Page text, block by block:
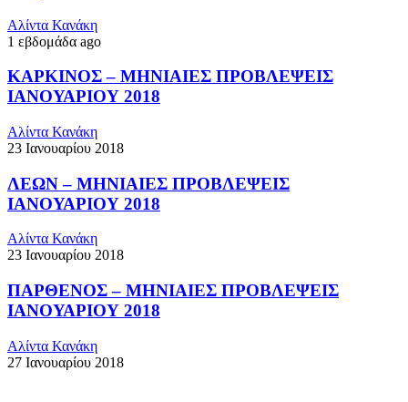
Αλίντα Κανάκη
1 εβδομάδα ago
ΚΑΡΚΙΝΟΣ – ΜΗΝΙΑΙΕΣ ΠΡΟΒΛΕΨΕΙΣ
ΙΑΝΟΥΑΡΙΟΥ 2018
Αλίντα Κανάκη
23 Ιανουαρίου 2018
ΛΕΩΝ – ΜΗΝΙΑΙΕΣ ΠΡΟΒΛΕΨΕΙΣ
ΙΑΝΟΥΑΡΙΟΥ 2018
Αλίντα Κανάκη
23 Ιανουαρίου 2018
ΠΑΡΘΕΝΟΣ – ΜΗΝΙΑΙΕΣ ΠΡΟΒΛΕΨΕΙΣ
ΙΑΝΟΥΑΡΙΟΥ 2018
Αλίντα Κανάκη
27 Ιανουαρίου 2018